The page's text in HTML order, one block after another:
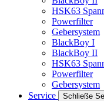
HSK63
Powerfilter
Gebersystem
BlackBoy I
BlackBoy II
HSK63
Powerfilter
Gebersystem
Service
Schließe